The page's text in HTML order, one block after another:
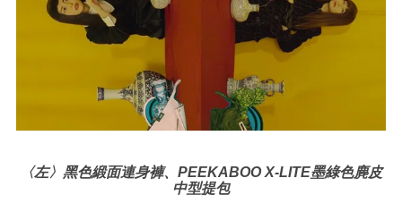
〈左〉 黑色緞面連身褲、 PEEKABOO X-LITE墨綠色麂皮
中型提包